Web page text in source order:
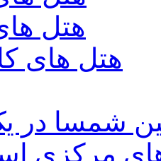
هتل
هتل های
شمسا در
مرکزی